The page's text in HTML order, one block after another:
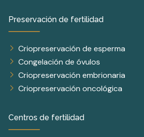
Preservación de fertilidad
Criopreservación de esperma
Congelación de óvulos
Criopreservación embrionaria
Criopreservación oncológica
Centros de fertilidad